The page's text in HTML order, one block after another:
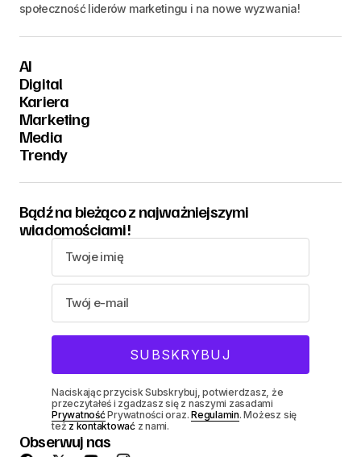
społeczność liderów marketingu i na nowe wyzwania!
AI
Digital
Kariera
Marketing
Media
Trendy
Bądź na bieżąco z najważniejszymi
wiadomościami!
Naciskając przycisk Subskrybuj, potwierdzasz, że
przeczytałeś i zgadzasz się z naszymi zasadami
PrywatnośćPrywatności oraz.Regulamin. Możesz się
też z kontaktowaćz nami.
Obserwuj nas